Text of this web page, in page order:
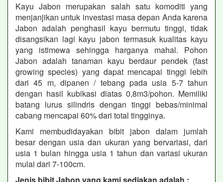
Kayu Jabon merupakan salah satu komoditi yang
menjanjikan untuk investasi masa depan Anda karena
Jabon adalah penghasil kayu bermutu tinggi, tidak
disangsikan lagi kayu jabon termasuk kualitas kayu
yang istimewa sehingga harganya mahal. Pohon
Jabon adalah tanaman kayu berdaur pendek (fast
growing species) yang dapat mencapai tinggi lebih
dari 45 m, dipanen / tebang pada usia 5-7 tahun
dengan hasil kubikasi diatas 0,8m3/pohon. Memiliki
batang lurus silindris dengan tinggi bebas/minimal
cabang mencapai 60% dari total tingginya.
Kami membudidayakan bibit jabon dalam jumlah
besar dengan usia dan ukuran yang bervariasi, dari
usia 1 bulan hingga usia 1 tahun dan variasi ukuran
mulai dari 7-100cm.